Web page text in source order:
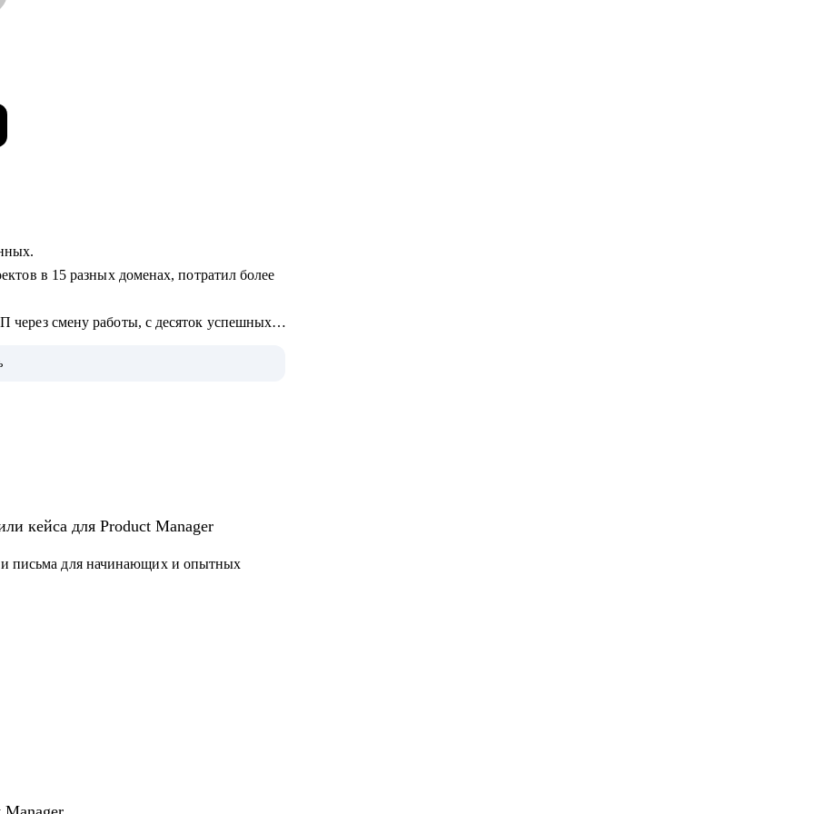
в 15 разных доменах, потратил более
через смену работы, с десяток успешных
и подзаконных актов
кейса для Product Manager
и письма для начинающих и опытных